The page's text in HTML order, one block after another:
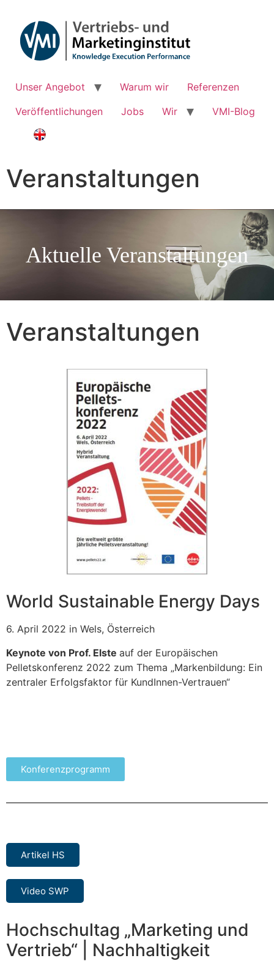
Unser Angebot Warum wir
Referenzen
Veröffentlichungen
Jobs Wir VMI-Blog
Veranstaltungen
Aktuelle Veranstaltungen
Veranstaltungen
World Sustainable Energy Days
6. April 2022 in Wels, Österreich
Keynote von Prof. Elste auf der Europäischen
Pelletskonferenz 2022 zum Thema „Markenbildung: Ein
zentraler Erfolgsfaktor für KundInnen-Vertrauen“
Konferenzprogramm
Artikel HS
Video SWP
Hochschultag „Marketing und
Vertrieb“ | Nachhaltigkeit